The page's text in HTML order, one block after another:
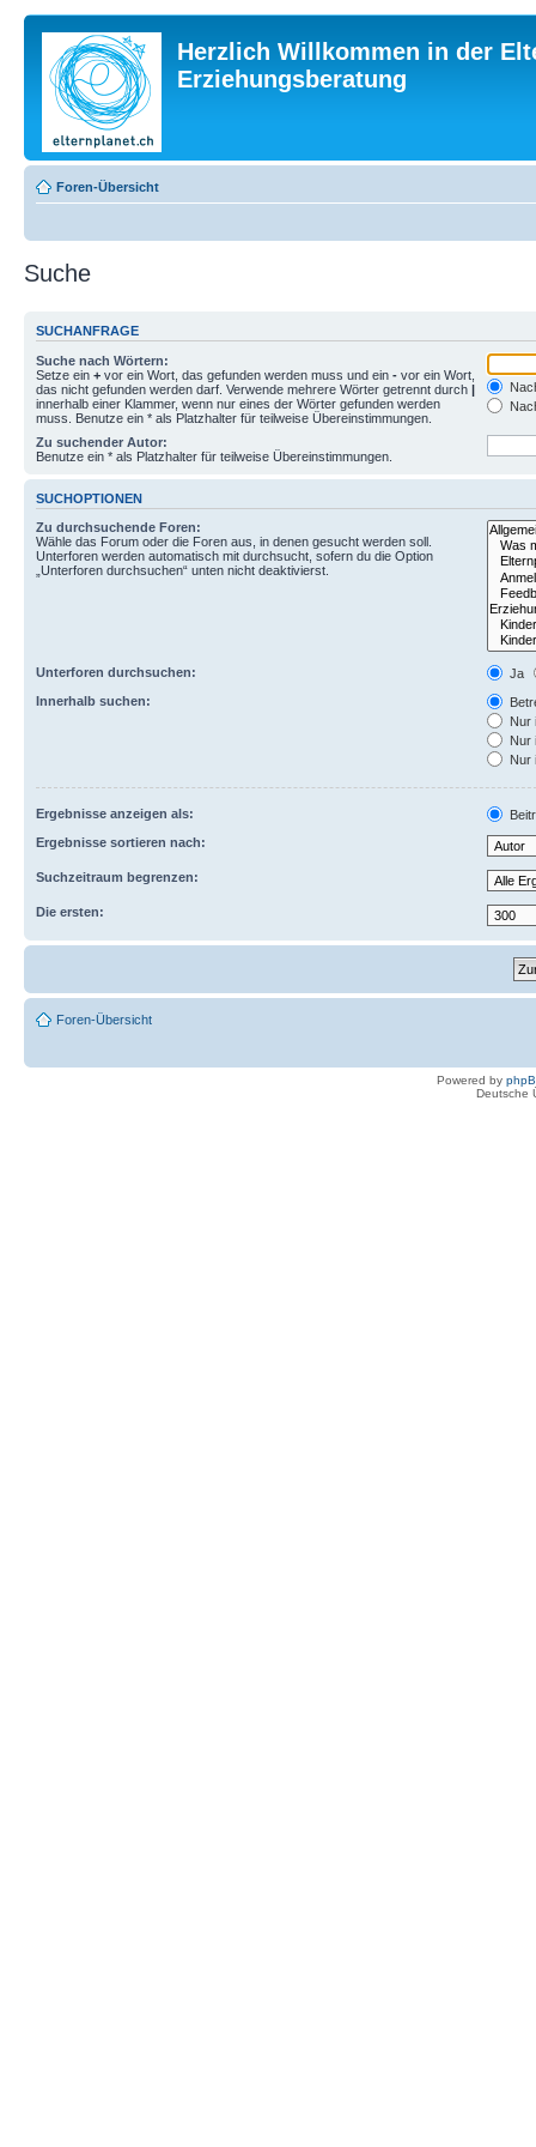
Herzlich Willkommen in der
Erziehungsberatung
Foren-Übersicht
Suche
SUCHANFRAGE
Suche nach Wörtern:
Setze ein + vor ein Wort, das gefunden werden muss und ein - vor ein Wort,
das nicht gefunden werden darf. Verwende mehrere Wörter getrennt durch |
innerhalb einer Klammer, wenn nur eines der Wörter gefunden werden
muss. Benutze ein * als Platzhalter für teilweise Übereinstimmungen.
Zu suchender Autor:
Benutze ein * als Platzhalter für teilweise Übereinstimmungen.
SUCHOPTIONEN
Zu durchsuchende Foren:
Wähle das Forum oder die Foren aus, in denen gesucht werden soll.
Unterforen werden automatisch mit durchsucht, sofern du die Option
„Unterforen durchsuchen“ unten nicht deaktivierst.
Unterforen durchsuchen:
Ja
Innerhalb suchen:
Nur
Nur
Nur
Ergebnisse anzeigen als:
Ergebnisse sortieren nach:
Suchzeitraum begrenzen:
Die ersten:
Foren-Übersicht
Powered by
Deutsche